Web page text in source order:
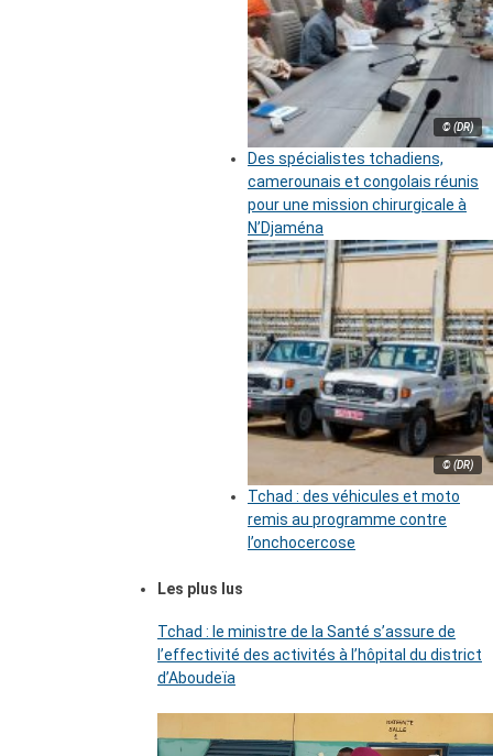
© (DR)
Des spécialistes tchadiens,
camerounais et congolais réunis
pour une mission chirurgicale à
N’Djaména
© (DR)
Tchad : des véhicules et moto
remis au programme contre
l’onchocercose
Les plus lus
Tchad : le ministre de la Santé s’assure de
l’effectivité des activités à l’hôpital du district
d’Aboudeïa